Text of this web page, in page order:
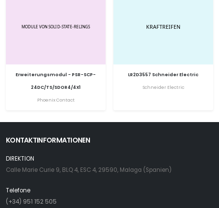
Erweiterungsmodul - PSR-SCP-
24DC/TS/SDOR4/4X1
Phoenix Contact
LR2D3557 Schneider Electric
Schneider Electric
KONTAKTINFORMATIONEN
DIREKTION
Calle Marie Curie 9, BLQ 4, ESC 4, 29590, Malaga (Spanien)
Telefone
(+34) 951 152 505